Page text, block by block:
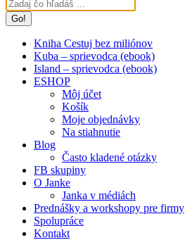
Kniha Cestuj bez miliónov
Kuba – sprievodca (ebook)
Island – sprievodca (ebook)
ESHOP
Môj účet
Košík
Moje objednávky
Na stiahnutie
Blog
Často kladené otázky
FB skupiny
O Janke
Janka v médiách
Prednášky a workshopy pre firmy
Spolupráce
Kontakt